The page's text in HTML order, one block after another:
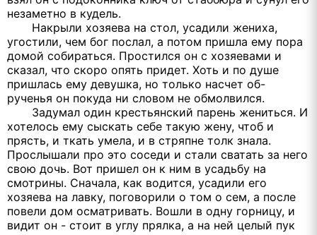
незаметно в кудель.
Накрыли хозяева на стол, усадили жениха,
угостили, чем бог послал, а потом пришла ему пора
домой собираться. Простился он с хозяевами и
сказал, что скоро опять придет. Хоть и по душе
пришлась ему девушка, но только насчет об-
рученья он покуда ни словом не обмолвился.
Задумал один крестьянский парень жениться. И
хотелось ему сыскать себе такую жену, чтоб и
прясть, и ткать умела, и в стряпне толк знала.
Прослышали про это соседи и стали сватать за него
свою дочь. Вот пришел он к ним в усадьбу на
смотрины. Сначала, как водится, усадили его
хозяева на лавку, поговорили о том о сем, а после
повели дом осматривать. Вошли в одну горницу, и
видит он - стоит в углу прялка, а на ней целый пук